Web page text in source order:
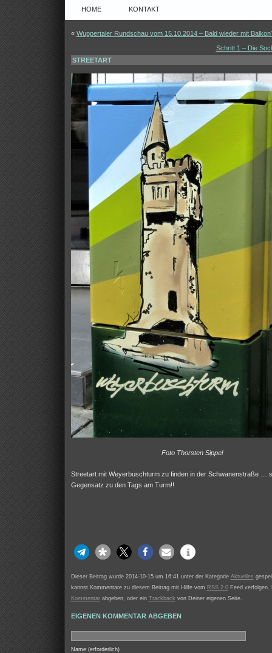
HOME KONTAKT
« Wuppertaler Rundschau vom 15.10.2014 – Bald wieder mit
Schritt 1 – Die
STREETART
Foto Thorsten Sippel
Streetart mit Weyerbuschturm zu finden in der Schwanenstraße …
Gegensatz zu den Tags am Turm!!
Dieser Beitrag wurde 2014-10-15 um 16:41 unter der Kategorie Aktuelles
kannst Kommentare zu diesem Beitrag mit Hilfe vom RSS 2.0Feed verfolgen.
Kommentarabgeben, oder ein Trackback von Deiner eigenen Seite.
EIGENEN KOMMENTAR ABGEBEN
Name (erforderlich)